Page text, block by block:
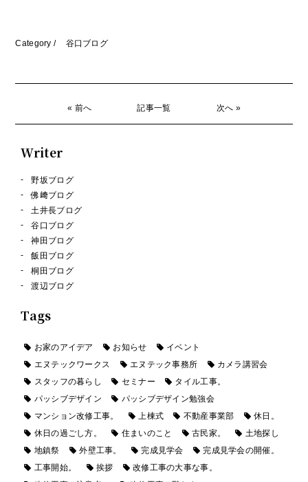
Category / 谷口ブログ
« 前へ 記事一覧 次へ »
Writer
野坂ブログ
佛﨑ブログ
土井長ブログ
谷口ブログ
神田ブログ
飯田ブログ
桐田ブログ
渡辺ブログ
Tags
お家のアイデア お知らせ
イベント
エヌテックワークス
エヌテック事務所
カメラ講習会
スタッフの暮らし
セミナー
タイル工事。
パッシブデザイン
パッシブデザイン勉強会
マンション改修工事。
上棟式 不動産事業部
休日。
休日の過ごし方。
住まいのこと 古民家。
土地探し
地鎮祭
外壁工事。 完成見学会
完成見学会の開催。
工事開始。
挨拶
改修工事の大事な事。